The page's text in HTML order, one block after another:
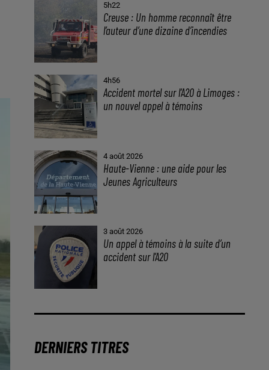
5h22
Creuse : Un homme reconnaît être
l’auteur d’une dizaine d’incendies
4h56
Accident mortel sur l’A20 à Limoges :
un nouvel appel à témoins
4 août 2026
Haute-Vienne : une aide pour les
Jeunes Agriculteurs
3 août 2026
Un appel à témoins à la suite d’un
accident sur l’A20
DERNIERS TITRES